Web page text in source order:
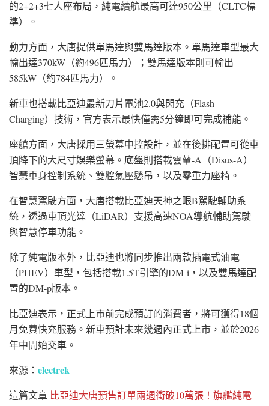
的2+2+3七人座布局，純電續航最高可達950公里（CLTC標
準）。
動力方面，大唐提供單馬達與雙馬達版本。單馬達車型最大
輸出達370kW（約496匹馬力）；雙馬達版本則可輸出
585kW（約784匹馬力）。
新車也搭載比亞迪最新刀片電池2.0與閃充（Flash
Charging）技術，官方表示最快僅需5分鐘即可完成補能。
座艙方面，大唐採用三螢幕中控設計，並在後排配置可從車
頂降下的大尺寸娛樂螢幕。底盤則搭載雲輦-A（Disus-A）
智慧車身控制系統、雙腔氣壓懸吊，以及零重力座椅。
在智慧駕駛方面，大唐搭載比亞迪天神之眼B駕駛輔助系
統，透過車頂光達（LiDAR）支援高速NOA導航輔助駕駛
與智慧停車功能。
除了純電版本外，比亞迪也將同步推出兩款插電式油電
（PHEV）車型，包括搭載1.5T引擎的DM-i，以及雙馬達配
置的DM-p版本。
比亞迪表示，正式上市前完成預訂的消費者，將可獲得18個
月免費快充服務。新車預計未來幾週內正式上市，並於2026
年中開始交車。
來源： electrek
這篇文章 比亞迪大唐預售訂單兩週衝破10萬張！旗艦純電